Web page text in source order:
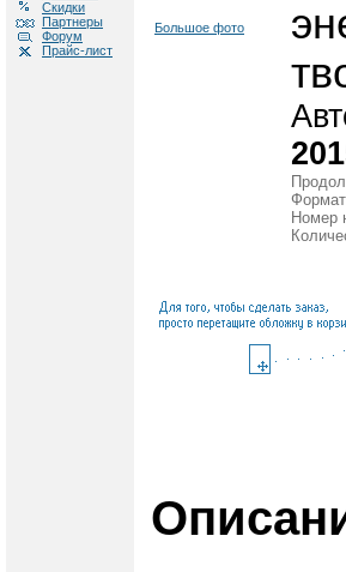
Скидки
Партнеры
Форум
Прайс-лист
Большое фото
Номер